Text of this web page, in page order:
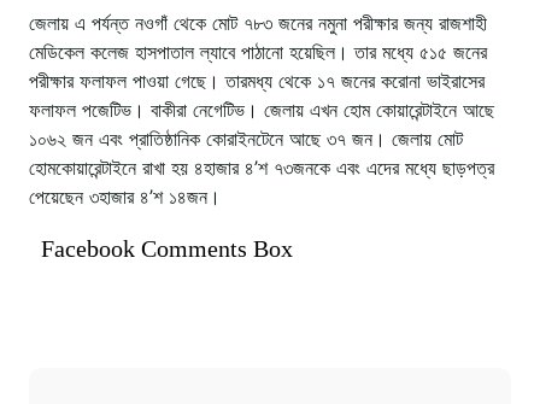
জেলায় এ পর্যন্ত নওগাঁ থেকে মোট ৭৮৩ জনের নমুনা পরীক্ষার জন্য রাজশাহী
মেডিকেল কলেজ হাসপাতাল ল্যাবে পাঠানো হয়েছিল। তার মধ্যে ৫১৫ জনের
পরীক্ষার ফলাফল পাওয়া গেছে। তারমধ্য থেকে ১৭ জনের করোনা ভাইরাসের
ফলাফল পজেটিভ। বাকীরা নেগেটিভ। জেলায় এখন হোম কোয়ারেন্টাইনে আছে
১০৬২ জন এবং প্রাতিষ্ঠানিক কোরাইনটেনে আছে ৩৭ জন। জেলায় মোট
হোমকোয়ারেন্টাইনে রাখা হয় ৪হাজার ৪’শ ৭৩জনকে এবং এদের মধ্যে ছাড়পত্র
পেয়েছেন ৩হাজার ৪’শ ১৪জন।
Facebook Comments Box